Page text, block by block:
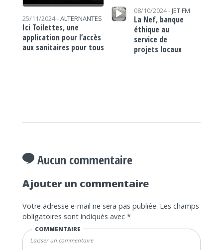
25/11/2024 -ALTERNANTES
Ici Toilettes, une
application pour l’accès
aux sanitaires pour tous
Lecteur audio
08/10/2024 - JET FM
La Nef, banque
éthique au
service de
projets locaux
Aucun commentaire
Ajouter un commentaire
Votre adresse e-mail ne sera pas publiée. Les champs
obligatoires sont indiqués avec *
COMMENTAIRE